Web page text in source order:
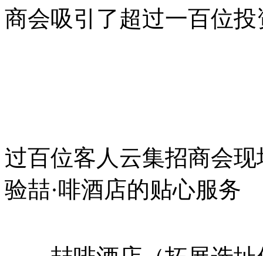
商会吸引了超过一百位
过百位客人云集招商会
验喆·啡酒店的贴心服务